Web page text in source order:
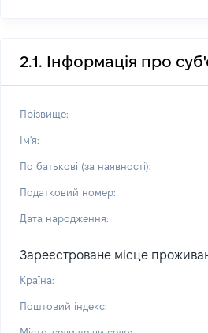
2.1. Інформація про
Прізвище:
Ім'я:
По батькові (за наявності):
Податковий номер:
Дата народження:
Зареєстроване місце
Країна:
Поштовий індекс: